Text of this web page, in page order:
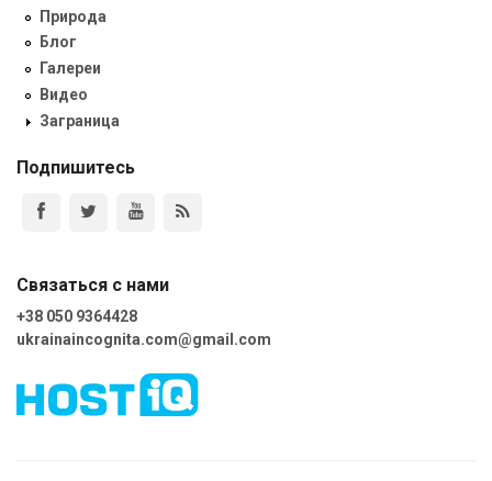
Природа
Блог
Галереи
Видео
Заграница
Подпишитесь
Связаться с нами
+38 050 9364428
ukrainaincognita.com@gmail.com